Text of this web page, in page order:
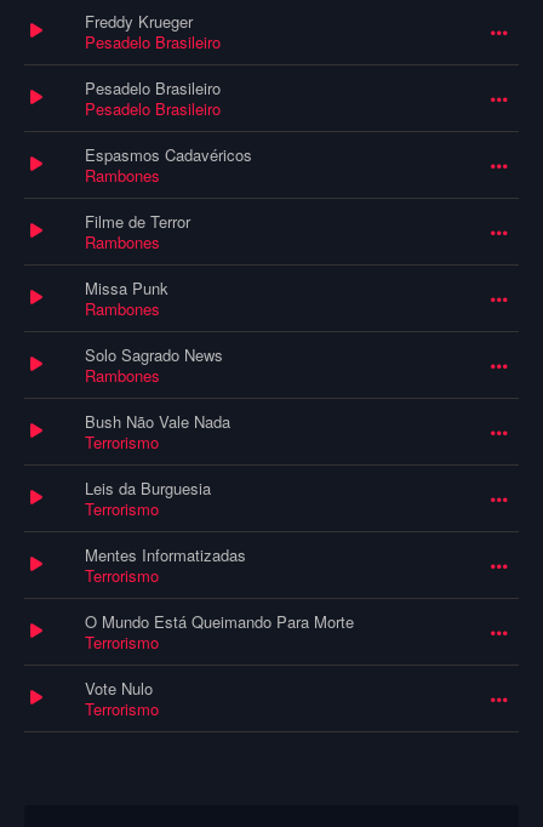
Freddy Krueger
Pesadelo Brasileiro
Pesadelo Brasileiro
Pesadelo Brasileiro
Espasmos Cadavéricos
Rambones
Filme de Terror
Rambones
Missa Punk
Rambones
Solo Sagrado News
Rambones
Bush Não Vale Nada
Terrorismo
Leis da Burguesia
Terrorismo
Mentes Informatizadas
Terrorismo
O Mundo Está Queimando Para Morte
Terrorismo
Vote Nulo
Terrorismo